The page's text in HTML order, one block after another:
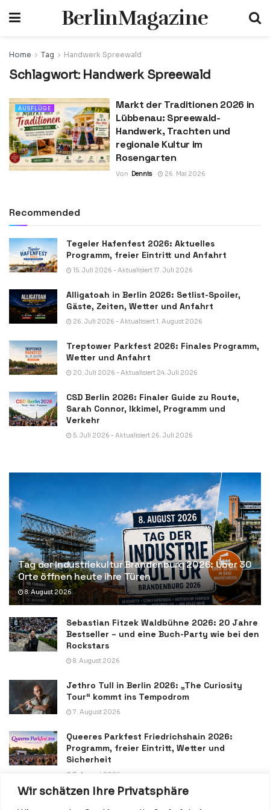
Wir schätzen Ihre Privatsphäre
BerlinMagazine
Home Tag Handwerk Spreewald
Schlagwort: Handwerk Spreewald
AUSFLÜGE
Markt der Traditionen 2026 in
Lübbenau: Spreewald-
Handwerk, Trachten und
regionale Kultur im
Rosengarten
Von Dennis 26. Mai 2026
Recommended
Tegeler Hafenfest 2026: Aktuelles
Programm, freier Eintritt und Anfahrt
15. Juli 2026 - Aktualisiert 17. Juli 2026
Alligatoah in Berlin 2026: Setlist-Spoiler,
Gäste, Zeiten, Wetter und Anfahrt
26. Juli 2026 - Aktualisiert 1. August 2026
Treptower Parkfest 2026: Finales Programm,
Wetter und Anfahrt
20. Juli 2026 - Aktualisiert 24. Juli 2026
CSD Berlin 2026: Finaler Guide zu Route,
Sarah Connor, Ikkimel, Programm und
Verkehr
5. Juli 2026 - Aktualisiert 26. Juli 2026
Tag der Industriekultur Brandenburg 2026: Über 30
Orte öffnen heute ihre Türen
8. August 2026
Sebastian Fitzek Waldbühne 2026: 20 Jahre
Bestseller – und eine Buch-Party wie bei den
Rockstars
8. August 2026
Jethro Tull in Berlin 2026: „The Curiosity
Tour“ kommt ins Tempodrom
7. August 2026
Queeres Parkfest Friedrichshain 2026:
Programm, freier Eintritt, Wetter und
Sicherheit
7. August 2026